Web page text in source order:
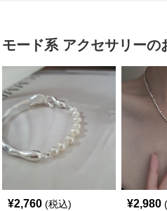
モード系 アクセサリーの
¥2,760 (税込) ¥2,980